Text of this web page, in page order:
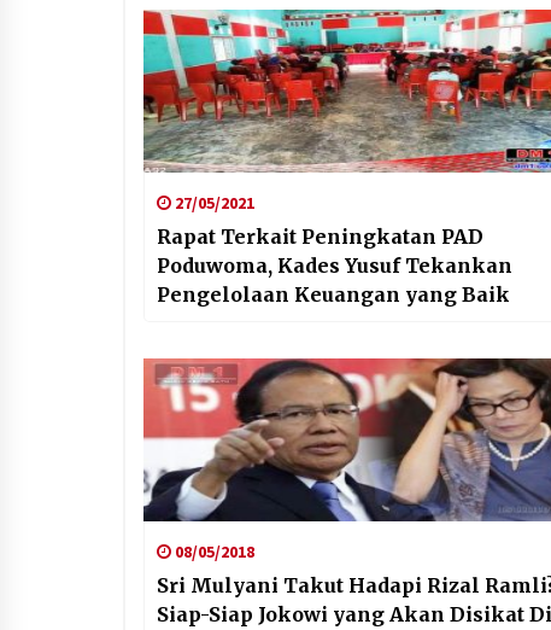
27/05/2021
Rapat Terkait Peningkatan PAD
Poduwoma, Kades Yusuf Tekankan
Pengelolaan Keuangan yang Baik
08/05/2018
Sri Mulyani Takut Hadapi Rizal
Siap-Siap Jokowi yang Akan Disikat Di